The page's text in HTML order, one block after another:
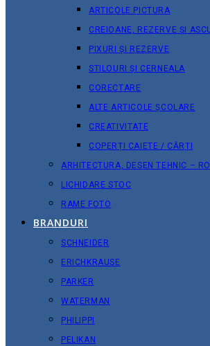
ARTICOLE PICTURA
CREIOANE, REZERVE ȘI
PIXURI ȘI REZERVE
STILOURI ȘI CERNEALA
CORECTARE
ALTE ARTICOLE ȘCOLARE
CREATIVITATE
COPERȚI CAIETE / CĂRȚI
ARHITECTURA, DESEN TEHNIC –
LICHIDARE STOC
RAME FOTO
BRANDURI
SCHNEIDER
ERICHKRAUSE
PARKER
WATERMAN
PHILIPPI
PELIKAN